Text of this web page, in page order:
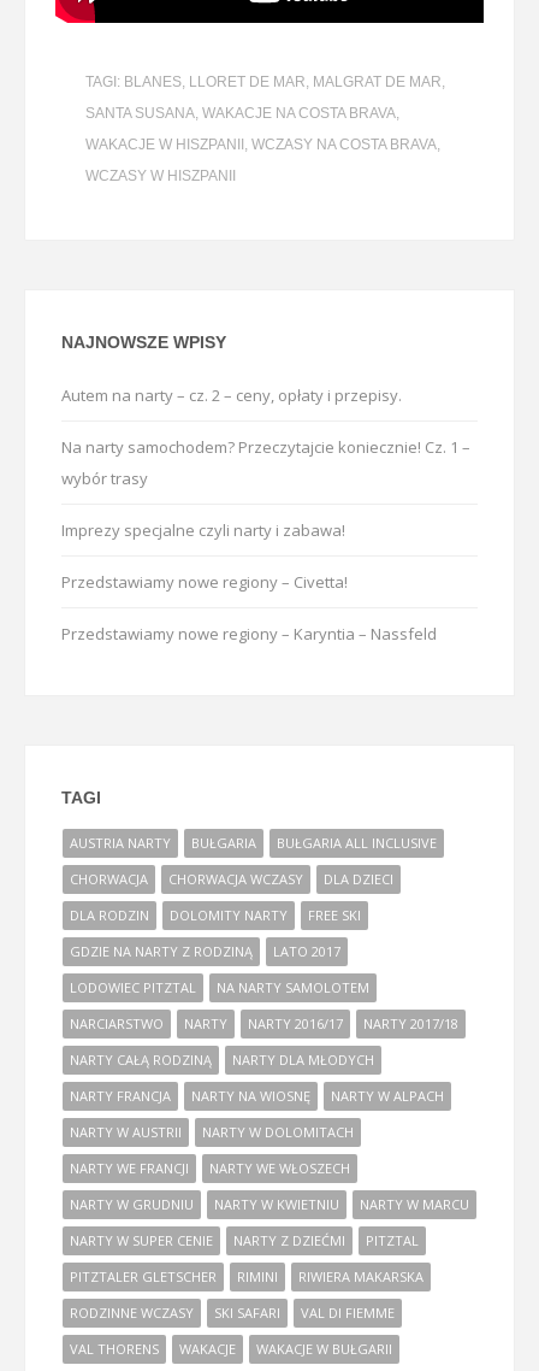
TAGI: BLANES LLORET DE MAR MALGRAT DE MAR
SANTA SUSANA WAKACJE NA COSTA BRAVA
WAKACJE W HISZPANII WCZASY NA COSTA BRAVA
WCZASY W HISZPANII
NAJNOWSZE WPISY
Autem na narty – cz. 2 – ceny, opłaty i przepisy.
Na narty samochodem? Przeczytajcie koniecznie! Cz. 1 –
wybór trasy
Imprezy specjalne czyli narty i zabawa!
Przedstawiamy nowe regiony – Civetta!
Przedstawiamy nowe regiony – Karyntia – Nassfeld
TAGI
AUSTRIA NARTY BUŁGARIA
BUŁGARIA ALL INCLUSIVE
CHORWACJA
CHORWACJA WCZASY
DLA DZIECI
DLA RODZIN
DOLOMITY NARTY
FREE SKI
GDZIE NA NARTY Z RODZINĄ
LATO 2017
LODOWIEC PITZTAL
NA NARTY SAMOLOTEM
NARCIARSTWO
NARTY NARTY 2016/17
NARTY 2017/18
NARTY CAŁĄ RODZINĄ
NARTY DLA MŁODYCH
NARTY FRANCJA
NARTY NA WIOSNĘ
NARTY W ALPACH
NARTY W AUSTRII
NARTY W DOLOMITACH
NARTY WE FRANCJI
NARTY WE WŁOSZECH
NARTY W GRUDNIU
NARTY W KWIETNIU
NARTY W MARCU
NARTY W SUPER CENIE
NARTY Z DZIEĆMI
PITZTAL
PITZTALER GLETSCHER
RIMINI
RIWIERA MAKARSKA
RODZINNE WCZASY
SKI SAFARI
VAL DI FIEMME
VAL THORENS
WAKACJE WAKACJE W BUŁGARII